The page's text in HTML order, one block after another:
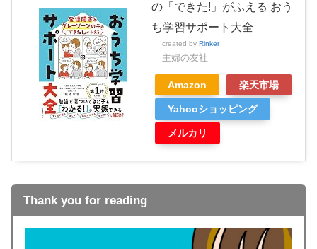
の「できた!」がふえる おう
ち学習サポート大全
created by Rinker
主婦の友社
Amazon 楽天市場
Yahooショッピング
メルカリ
Thank you for reading